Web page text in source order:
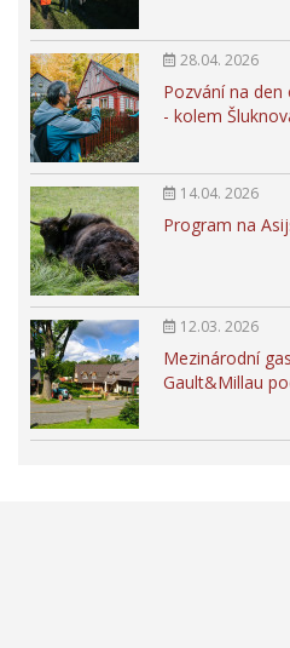
28.04. 2026
Pozvání na
- kolem
14.04. 2026
Program na
12.03. 2026
Mezinárodní
Gault&Millau